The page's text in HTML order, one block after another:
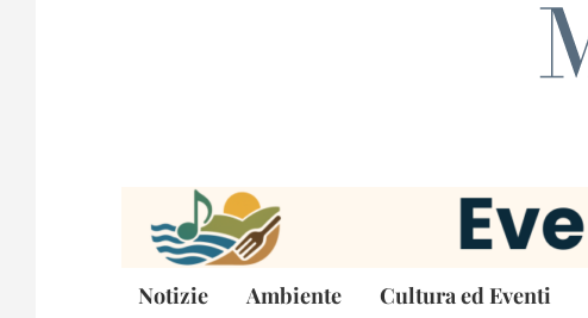
Notizie Ambiente Cultura ed Eventi